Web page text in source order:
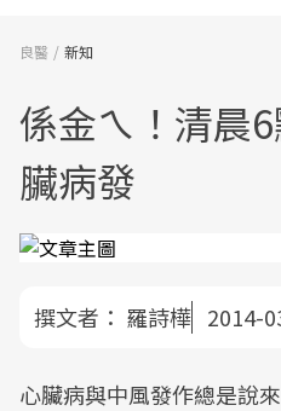
良醫 新知
係金ㄟ！清
臟病發
撰文者： 羅詩樺 2014-
心臟病與中風發作總是說